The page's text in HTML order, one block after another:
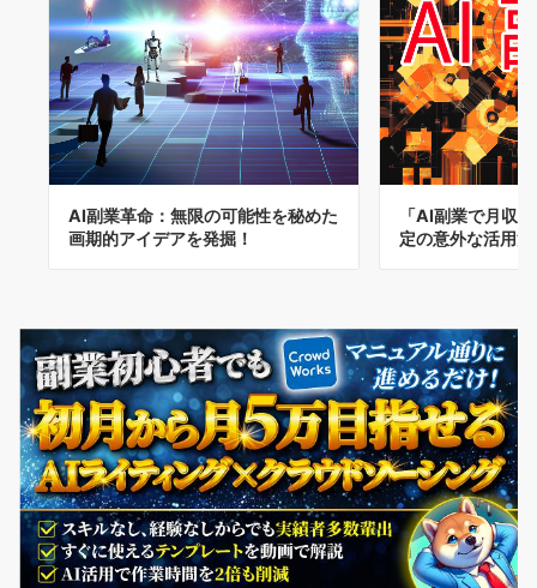
AI副業革命：無限の可能性を秘めた
画期的アイデアを発掘！
「AI副業で月収
定の意外な活用